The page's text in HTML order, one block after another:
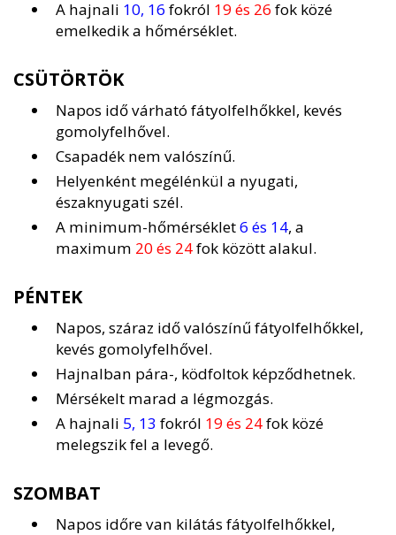
A hajnali 10, 16 fokról 19 és 26 fok közé
emelkedik a hőmérséklet.
CSÜTÖRTÖK
Napos idő várható fátyolfelhőkkel, kevés
gomolyfelhővel.
Csapadék nem valószínű.
Helyenként megélénkül a nyugati,
északnyugati szél.
A minimum-hőmérséklet6 és 14, a
maximum 20 és 24fok között alakul.
PÉNTEK
Napos, száraz idő valószínű fátyolfelhőkkel,
kevés gomolyfelhővel.
Hajnalban pára-, ködfoltok képződhetnek.
Mérsékelt marad a légmozgás.
A hajnali 5, 13 fokról 19 és 24fok közé
melegszik fel a levegő.
SZOMBAT
Napos időre van kilátás fátyolfelhőkkel,